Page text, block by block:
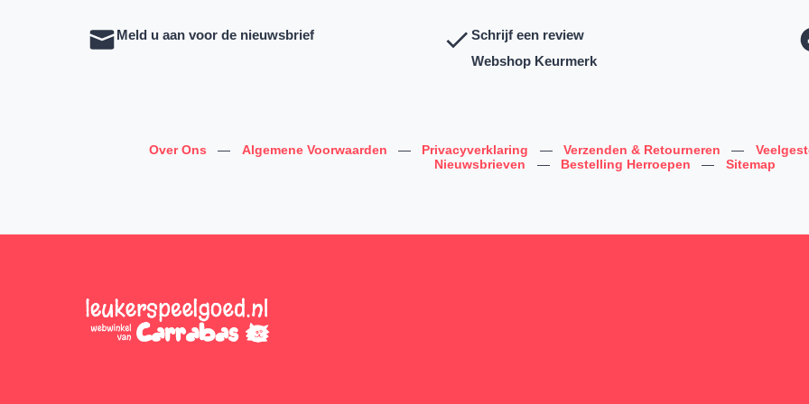
Meld u aan voor de nieuwsbrief
Schrijf een review
Webshop Keurmerk
Over Ons — Algemene Voorwaarden — Privacyverklaring — Verzenden & Retourneren —
Nieuwsbrieven
— Bestelling Herroepen — Sitemap